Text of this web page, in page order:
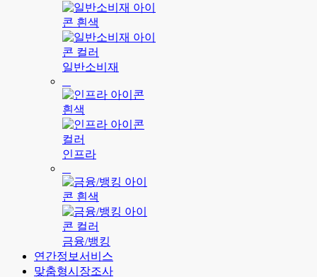
일반소비재
인프라
금융/뱅킹
연간정보서비스
맞춤형시장조사